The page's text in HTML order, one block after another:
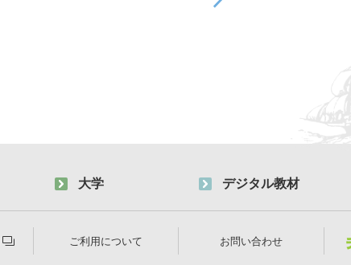
大学 デジタル教材
ご利用について お問い合わせ